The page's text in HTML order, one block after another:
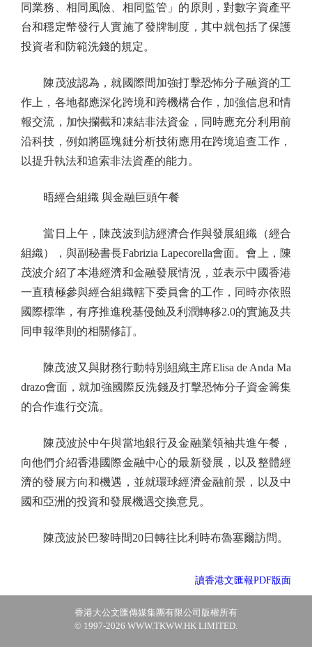
同業務、相同風險、相同監管」的原則，對數字資產平
台和穩定幣發行人實施了發牌制度，其中就包括了保護
投資者和防範洗錢的規定。
陳茂波認為，就國際間加強打擊恐怖分子融資的工
作上，各地都應深化跨境和跨機構合作，加強信息和情
報交流，加快攔截和凍結非法資金，同時應充分利用前
沿科技，例如將區塊鏈分析技術應用在跨境追查工作，
以提升執法和追索非法資產的能力。
晤經合組織 與金融巨頭午餐
當日上午，陳茂波到訪經濟合作與發展組織（經合
組織），與副秘書長Fabrizia Lapecorella會面。會上，陳
茂波介紹了本港經濟和金融發展情況，並表示中國香港
一直積極參與經合組織轄下委員會的工作，同時亦依照
國際標準，有序推進稅基侵蝕及利潤轉移2.0的實施及共
同申報準則的相關修訂。
陳茂波又與財務行動特別組織主席Elisa de Anda Ma
drazo會面，就加強國際反洗錢及打擊恐怖分子資金籌集
的合作進行交流。
陳茂波於中午與當地銀行及金融業領袖共進午餐，
向他們介紹香港國際金融中心的最新發展，以及整體經
濟的發展方向和機遇，並就環球經濟金融前景，以及中
國和亞洲的投資和發展機遇交換意見。
陳茂波於巴黎時間20日轉往比利時布魯塞爾訪問。
讀香港文匯報PDF版面
香港大公文匯傳媒集團有限公司版權所有
© 1997-2026 WWW.TKWW.HK LIMITED.